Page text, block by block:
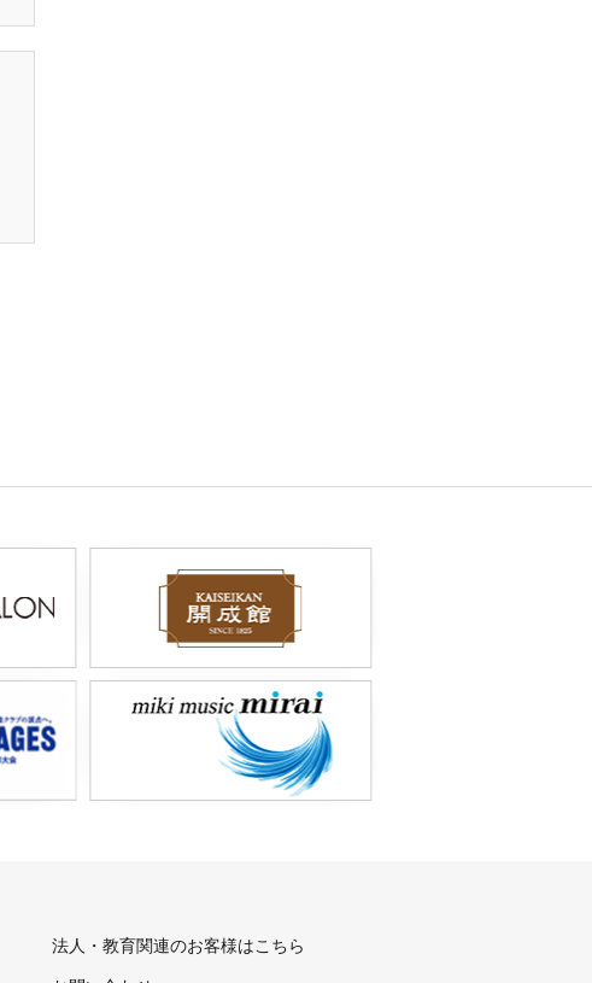
法人・教育関連のお客様はこちら